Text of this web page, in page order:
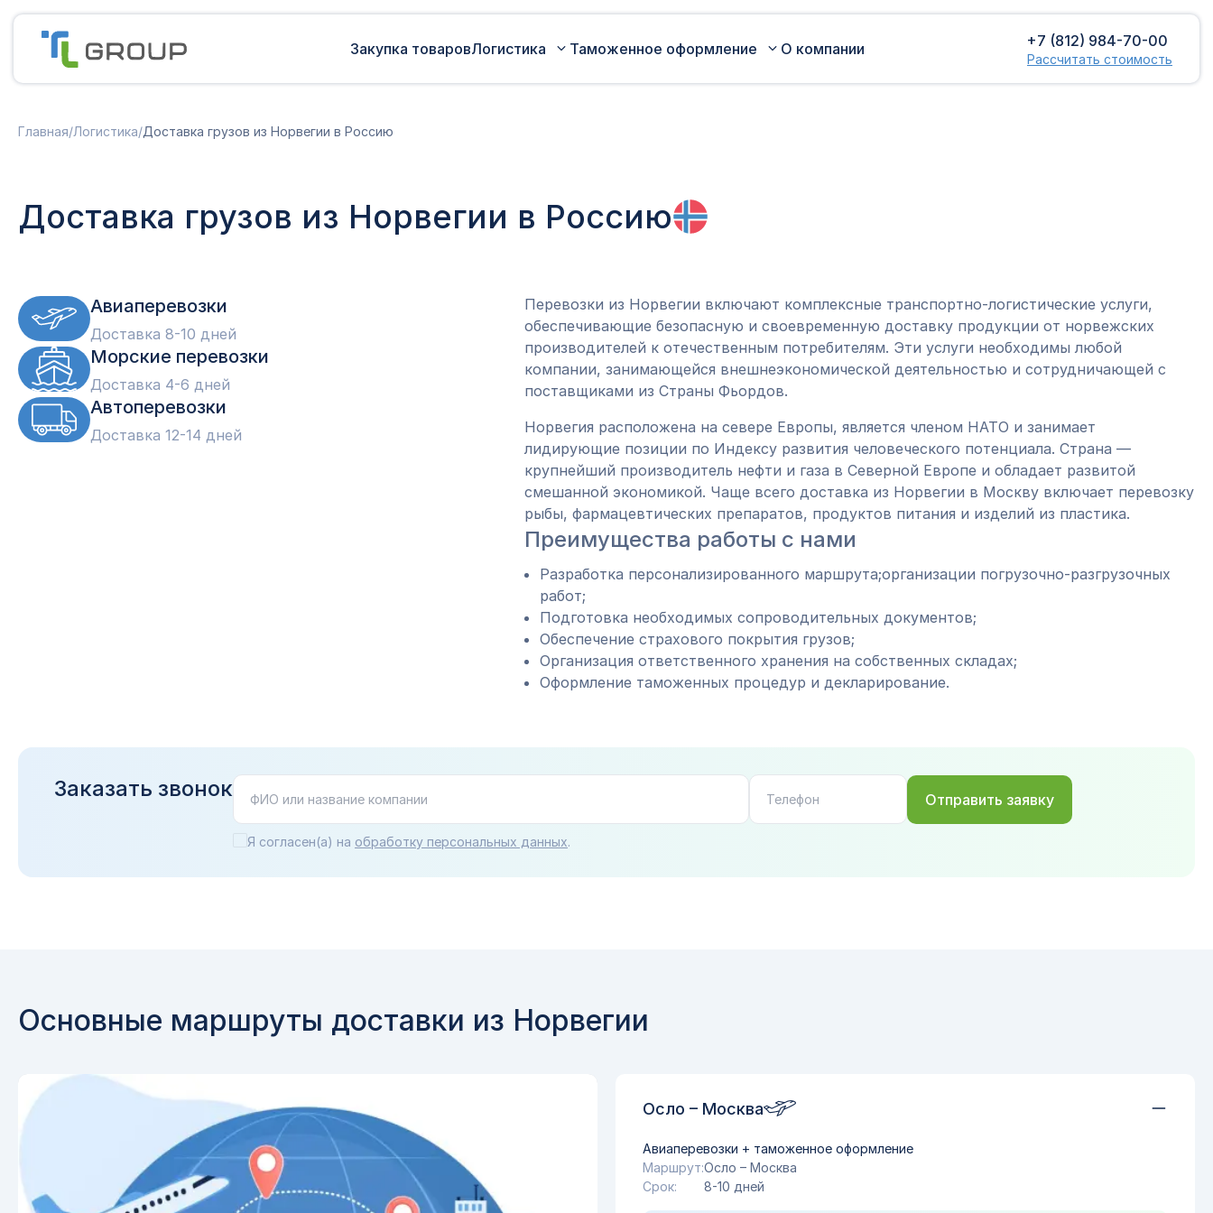
Закупка товаровЛогистика
Доставка грузов из Турции в
Россию
Железнодорожные перевозки грузов
Таможенное оформление
Международная доставка
товара
О компании +7 (812) 984-70-00
Рассчитать стоимость
Главная/Логистика/Доставка грузов из Норвегии в Россию
Доставка грузов из Норвегии в Россию
Авиаперевозки
Доставка 8-10 дней
Морские перевозки
Доставка 4-6 дней
Автоперевозки
Доставка 12-14 дней
Перевозки из Норвегии включают комплексные транспортно-логистические услуги,
обеспечивающие безопасную и своевременную доставку продукции от норвежских
производителей к отечественным потребителям. Эти услуги необходимы любой
компании, занимающейся внешнеэкономической деятельностью и сотрудничающей с
поставщиками из Страны Фьордов.
Норвегия расположена на севере Европы, является членом НАТО и занимает
лидирующие позиции по Индексу развития человеческого потенциала. Страна —
крупнейший производитель нефти и газа в Северной Европе и обладает развитой
смешанной экономикой. Чаще всего доставка из Норвегии в Москву включает перевозку
рыбы, фармацевтических препаратов, продуктов питания и изделий из пластика.
Преимущества работы с нами
Разработка персонализированного маршрута;организации погрузочно-разгрузочных
работ;
Подготовка необходимых сопроводительных документов;
Обеспечение страхового покрытия грузов;
Организация ответственного хранения на собственных складах;
Оформление таможенных процедур и декларирование.
Заказать звонок Отправить заявку
Я согласен(а) на обработку персональных данных.
Основные маршруты доставки из Норвегии
Осло – Москва
Авиаперевозки + таможенное оформление
Маршрут:Осло – Москва
Срок:
8-10 дней